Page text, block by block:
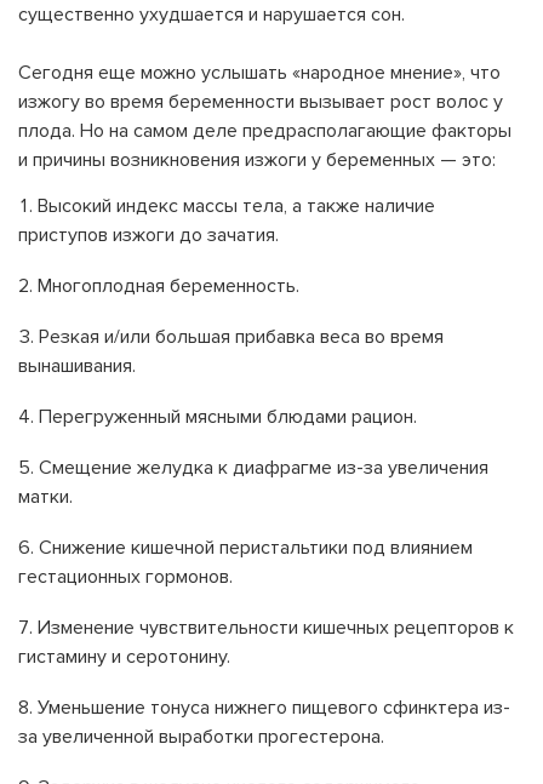
существенно ухудшается и нарушается сон.
Сегодня еще можно услышать «народное мнение», что
изжогу во время беременности вызывает рост волос у
плода. Но на самом деле предрасполагающие факторы
и причины возникновения изжоги у беременных — это:
Высокий индекс массы тела, а также наличие
приступов изжоги до зачатия.
Многоплодная беременность.
Резкая и/или большая прибавка веса во время
вынашивания.
Перегруженный мясными блюдами рацион.
Смещение желудка к диафрагме из-за увеличения
матки.
Снижение кишечной перистальтики под влиянием
гестационных гормонов.
Изменение чувствительности кишечных рецепторов к
гистамину и серотонину.
Уменьшение тонуса нижнего пищевого сфинктера из-
за увеличенной выработки прогестерона.